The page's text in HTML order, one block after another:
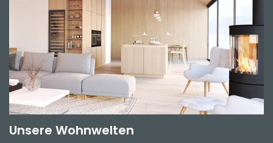
Unsere Wohnwelten